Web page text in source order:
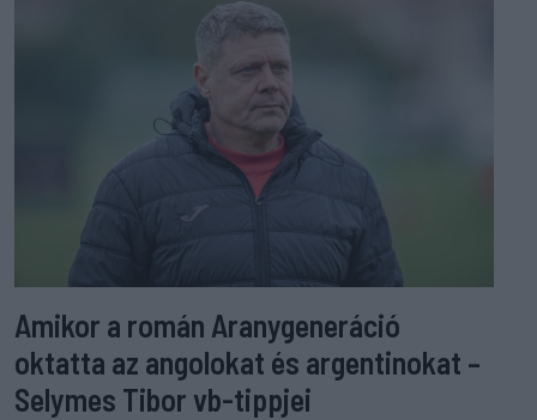
Amikor a román Aranygeneráció
oktatta az angolokat és argentinokat –
Selymes Tibor vb-tippjei